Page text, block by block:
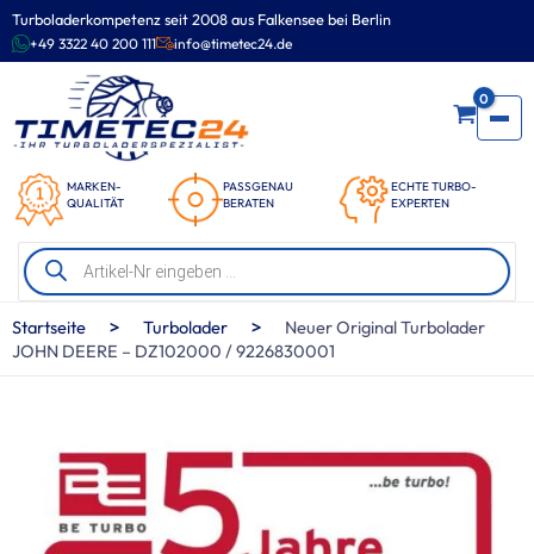
Turboladerkompetenz seit 2008 aus Falkensee bei Berlin
+49 3322 40 200 111 info@timetec24.de
MARKEN-
QUALITÄT
PASSGENAU
BERATEN
ECHTE TURBO-
EXPERTEN
0
Products
search
Zum
Inhalt
springen
Startseite > Turbolader >
Neuer Original Turbolader
JOHN DEERE – DZ102000 / 9226830001